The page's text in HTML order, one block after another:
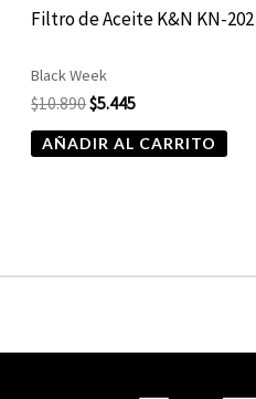
Filtro de Aceite K&N KN-202
Black Week
$10.890$5.445
AÑADIR AL CARRITO